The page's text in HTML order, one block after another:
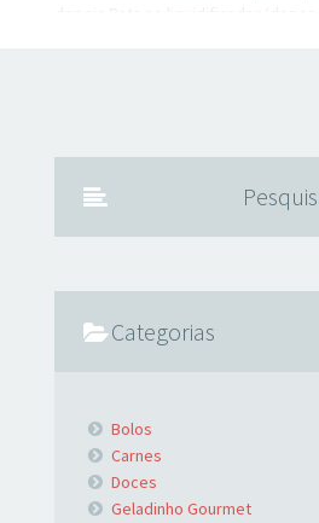
depois Bata no liquidificador
Categorias
Bolos
Carnes
Doces
Geladinho Gourmet